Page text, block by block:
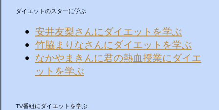
ダイエットのスターに学ぶ
安井友梨さんにダイエットを学ぶ
竹脇まりなさんにダイエットを学ぶ
なかやまきんに君の熱血授業にダイエ
ットを学ぶ
TV番組にダイエットを学ぶ